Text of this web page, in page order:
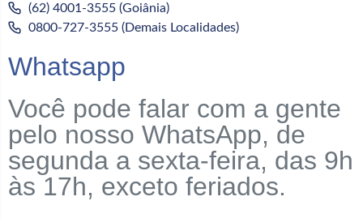
(62) 4001-3555 (Goiânia)
0800-727-3555 (Demais Localidades)
Whatsapp
Você pode falar com a gente
pelo nosso WhatsApp, de
segunda a sexta-feira, das 9h
às 17h, exceto feriados.